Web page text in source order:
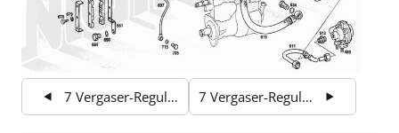
7 Vergaser-Regulierung, Kraftstoffleitungen 7 Vergaser-Regulierung, Kraftstoffleitungen